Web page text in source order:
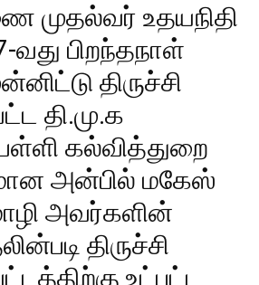
முதல்வர் உதயநிதி
வது பிறந்தநாள்
திருச்சி
தி.மு.க
கல்வித்துறை
அன்பில் மகேஸ்
அவர்களின்
திருச்சி
உட்பட்ட